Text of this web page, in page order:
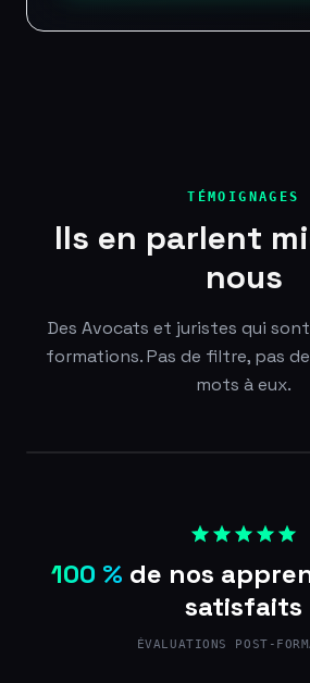
TÉMOIGNAGES
Ils en parlent
nous
Des Avocats et juristes qui
formations. Pas de filtre, pas
mots à eux.
100 % de nos
satisfaits
ÉVALUATIONS POST-